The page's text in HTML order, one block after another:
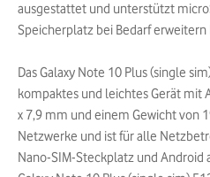
ausgestattet und unterstützt
Speicherplatz bei Bedarf erweitern
Das Galaxy Note 10 Plus (single
kompaktes und leichtes Gerät mit
x 7,9 mm und einem Gewicht von
Netzwerke und ist für alle
Nano-SIM-Steckplatz und Android